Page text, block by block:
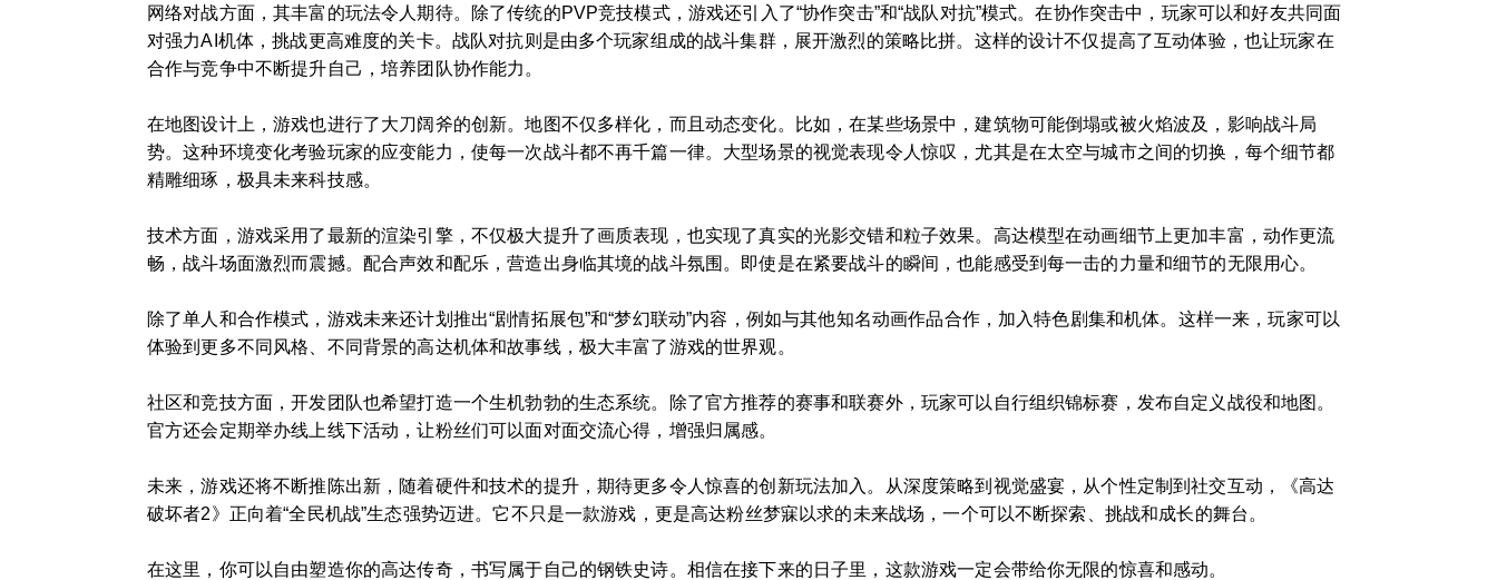
网络对战方面，其丰富的玩法令人期待。除了传统的PVP竞技模式，游戏还引入了“协作突击”和“战队对抗”模式。在协作突击中，玩家可以和好友共同面
对强力AI机体，挑战更高难度的关卡。战队对抗则是由多个玩家组成的战斗集群，展开激烈的策略比拼。这样的设计不仅提高了互动体验，也让玩家在
合作与竞争中不断提升自己，培养团队协作能力。
在地图设计上，游戏也进行了大刀阔斧的创新。地图不仅多样化，而且动态变化。比如，在某些场景中，建筑物可能倒塌或被火焰波及，影响战斗局
势。这种环境变化考验玩家的应变能力，使每一次战斗都不再千篇一律。大型场景的视觉表现令人惊叹，尤其是在太空与城市之间的切换，每个细节都
精雕细琢，极具未来科技感。
技术方面，游戏采用了最新的渲染引擎，不仅极大提升了画质表现，也实现了真实的光影交错和粒子效果。高达模型在动画细节上更加丰富，动作更流
畅，战斗场面激烈而震撼。配合声效和配乐，营造出身临其境的战斗氛围。即使是在紧要战斗的瞬间，也能感受到每一击的力量和细节的无限用心。
除了单人和合作模式，游戏未来还计划推出“剧情拓展包”和“梦幻联动”内容，例如与其他知名动画作品合作，加入特色剧集和机体。这样一来，玩家可以
体验到更多不同风格、不同背景的高达机体和故事线，极大丰富了游戏的世界观。
社区和竞技方面，开发团队也希望打造一个生机勃勃的生态系统。除了官方推荐的赛事和联赛外，玩家可以自行组织锦标赛，发布自定义战役和地图。
官方还会定期举办线上线下活动，让粉丝们可以面对面交流心得，增强归属感。
未来，游戏还将不断推陈出新，随着硬件和技术的提升，期待更多令人惊喜的创新玩法加入。从深度策略到视觉盛宴，从个性定制到社交互动，《高达
破坏者2》正向着“全民机战”生态强势迈进。它不只是一款游戏，更是高达粉丝梦寐以求的未来战场，一个可以不断探索、挑战和成长的舞台。
在这里，你可以自由塑造你的高达传奇，书写属于自己的钢铁史诗。相信在接下来的日子里，这款游戏一定会带给你无限的惊喜和感动。